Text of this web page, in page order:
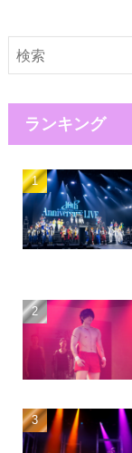
ランキング